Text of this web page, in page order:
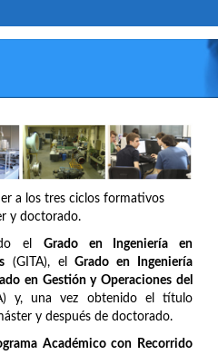
a los tres ciclos formativos
y doctorado.
el Grado en Ingeniería en
(GITA), elGrado en Ingeniería
en Gestión y Operaciones del
y, una vez obtenido el título
y después de doctorado.
Académico con Recorrido